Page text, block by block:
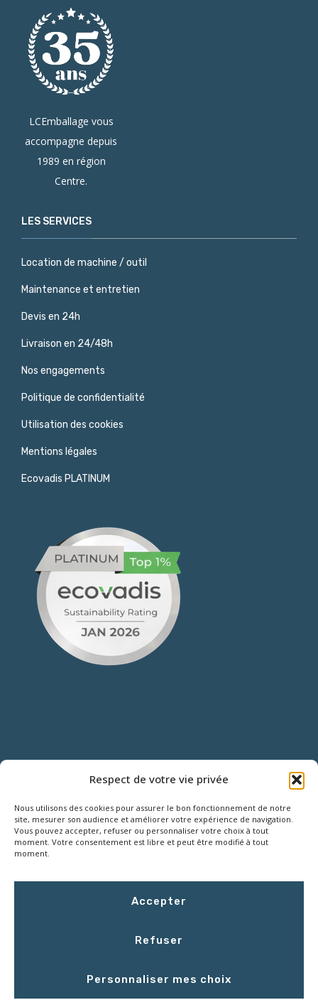
Respect de votre vie privée
Nous utilisons des cookies pour assurer le bon fonctionnement de notre
site, mesurer son audience et améliorer votre expérience de navigation.
Vous pouvez accepter, refuser ou personnaliser votre choix à tout
moment. Votre consentement est libre et peut être modifié à tout
moment.
Accepter
Refuser
Personnaliser mes choix
LCEmballage vous
accompagne depuis
1989 en région
Centre.
LES SERVICES
Location de machine / outil
Maintenance et entretien
Devis en 24h
Livraison en 24/48h
Nos engagements
Politique de confidentialité
Utilisation des cookies
Mentions légales
Ecovadis PLATINUM
18 Rue Roger SALENGRO,
Z.I. des Grouëts, 41100 SAINT-OUEN
Le vendredi : 8h00 - 16h30